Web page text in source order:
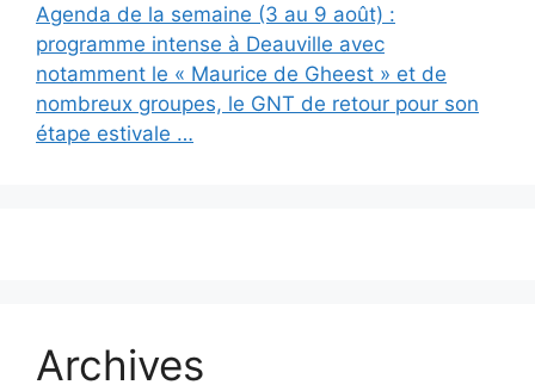
Agenda de la semaine (3 au 9 août) :
programme intense à Deauville avec
notamment le « Maurice de Gheest » et de
nombreux groupes, le GNT de retour pour son
étape estivale …
Archives